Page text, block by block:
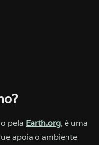
pela Earth.org, é uma
apoia o ambiente